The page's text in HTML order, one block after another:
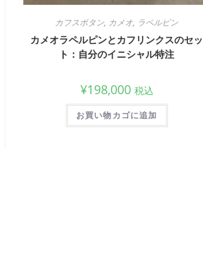
カフスボタン, カメオ, ラペルピン
カメオラペルピンとカフリンクスのセッ
ト：自分のイニシャル特注
¥198,000 税込
お買い物カゴに追加